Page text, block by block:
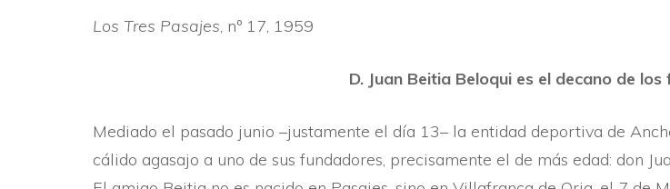
Los Tres Pasajes, nº 17, 1959
D. Juan Beitia Beloqui es el decano de
Mediado el pasado junio –justamente el dí­a 13– la entidad deportiva de
cálido agasajo a uno de sus fundadores, precisamente el de más edad: don